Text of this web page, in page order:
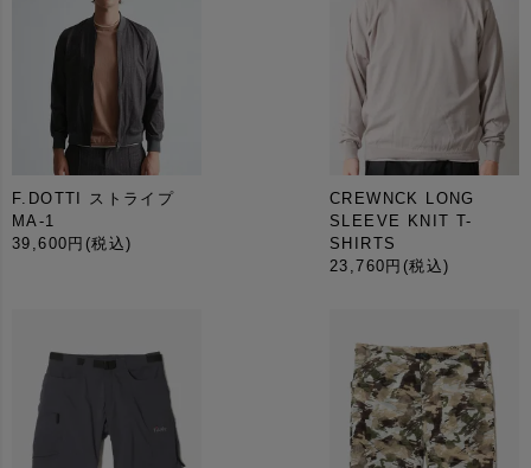
F.DOTTI ストライプ
MA-1
39,600円 (税込)
CREWNCK LONG
SLEEVE KNIT T-
SHIRTS
23,760円 (税込)